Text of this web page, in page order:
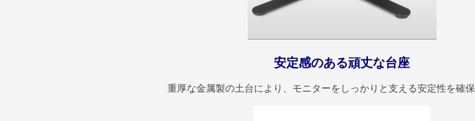
安定感のある頑丈な台座
重厚な金属製の土台により、モニターをしっかりと支える安定性を確保